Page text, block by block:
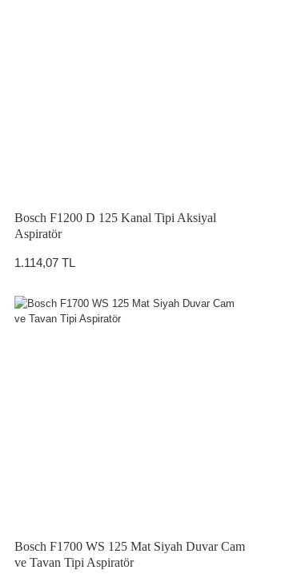
Bosch F1200 D 125 Kanal Tipi Aksiyal
Aspiratör
1.114,07 TL
Bosch F1700 WS 125 Mat Siyah Duvar Cam
ve Tavan Tipi Aspiratör